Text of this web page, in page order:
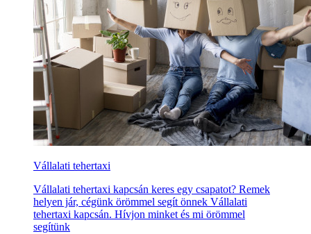
Vállalati tehertaxi
Vállalati tehertaxi kapcsán keres egy csapatot? Remek
helyen jár, cégünk örömmel segít önnek Vállalati
tehertaxi kapcsán. Hívjon minket és mi örömmel
segítünk